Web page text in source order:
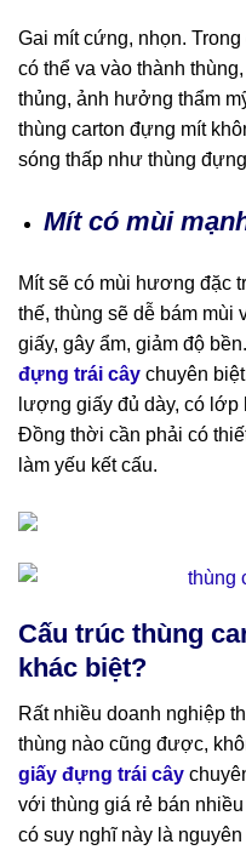
Gai mít cứng, nhọn.
có thể va vào thành
thủng, ảnh hưởng thẩm
thùng carton đựng mít
sóng thấp như thùng
Mít có mùi
Mít sẽ có mùi hương đặc
thế, thùng sẽ dễ bám mùi
giấy, gây ẩm, giảm độ
đựng trái cây chuyên
lượng giấy đủ dày, có
Đồng thời cần phải có
làm yếu kết cấu.
Cấu trúc thùng
khác biệt?
Rất nhiều doanh nghiệp
thùng nào cũng được,
giấy đựng trái cây
với thùng giá rẻ bán
có suy nghĩ này là